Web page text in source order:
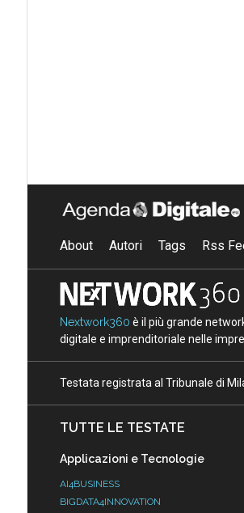
About Autori Tags Rss
Nextwork360 è il più grande
digitale e imprenditoriale nelle
Testata registrata al Tribunale di
TUTTE LE TESTATE
Applicazioni e Tecnologie
AI4BUSINESS
BIGDATA4INNOVATION